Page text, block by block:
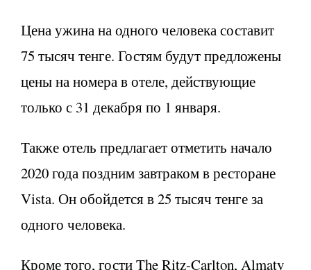
Цена ужина на одного человека составит
75 тысяч тенге. Гостям будут предложены
цены на номера в отеле, действующие
только с 31 декабря по 1 января.
Также отель предлагает отметить начало
2020 года поздним завтраком в ресторане
Vista. Он обойдется в 25 тысяч тенге за
одного человека.
Кроме того, гости The Ritz-Carlton, Almaty